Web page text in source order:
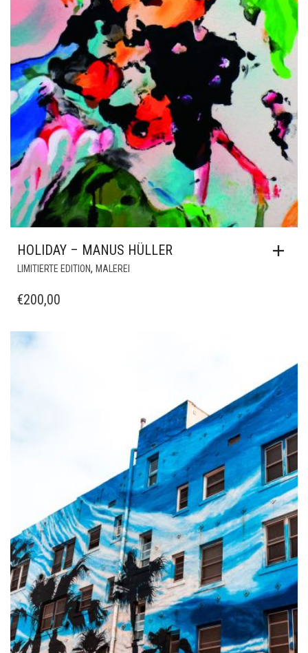
HOLIDAY – MANUS HÜLLER
LIMITIERTE EDITION, MALEREI
€200,00